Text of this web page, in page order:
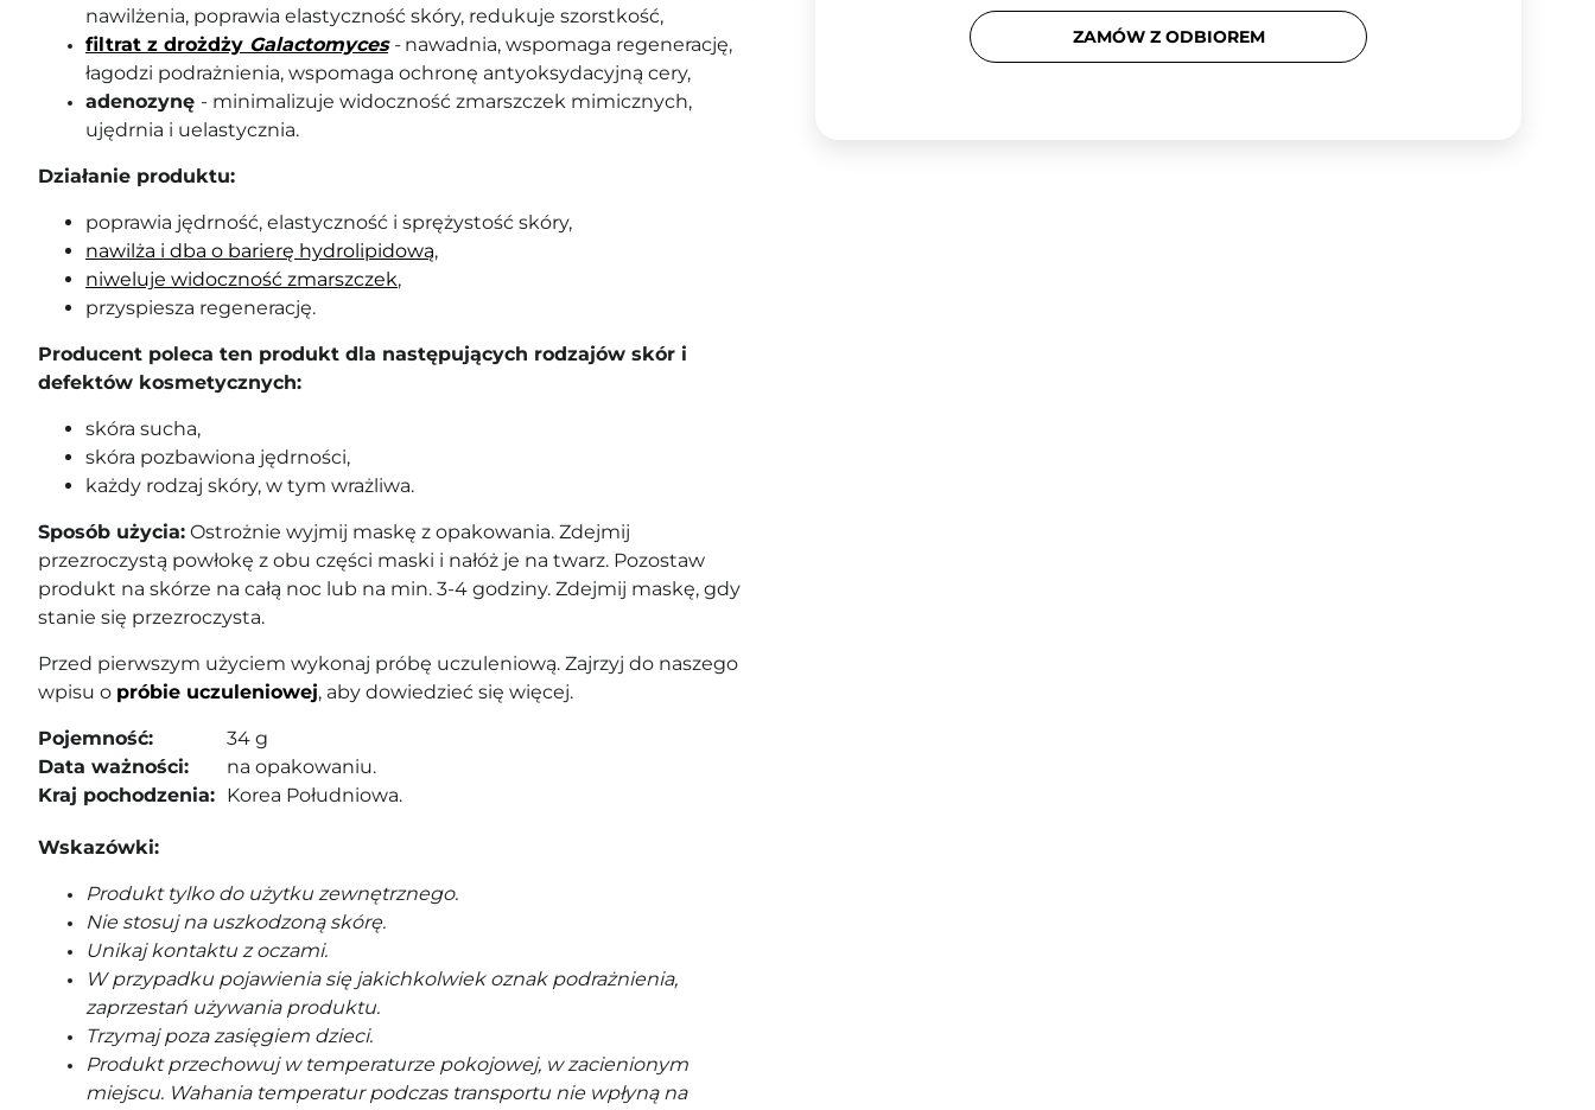
nawilżenia, poprawia elastyczność skóry, redukuje szorstkość,
filtrat z drożdży Galactomyces- nawadnia, wspomaga regenerację,
łagodzi podrażnienia, wspomaga ochronę antyoksydacyjną cery,
adenozynę - minimalizuje widoczność zmarszczek mimicznych,
ujędrnia i uelastycznia.
Działanie produktu:
poprawia jędrność, elastyczność i sprężystość skóry,
nawilża i dba o barierę hydrolipidową,
niweluje widoczność zmarszczek,
przyspiesza regenerację.
Producent poleca ten produkt dla następujących rodzajów skór i
defektów kosmetycznych:
skóra sucha,
skóra pozbawiona jędrności,
każdy rodzaj skóry, w tym wrażliwa.
Sposób użycia: Ostrożnie wyjmij maskę z opakowania. Zdejmij
przezroczystą powłokę z obu części maski i nałóż je na twarz. Pozostaw
produkt na skórze na całą noc lub na min. 3-4 godziny. Zdejmij maskę, gdy
stanie się przezroczysta.
Przed pierwszym użyciem wykonaj próbę uczuleniową. Zajrzyj do naszego
wpisu o próbie uczuleniowej, aby dowiedzieć się więcej.
Pojemność:
34 g
Data ważności:
na opakowaniu.
Kraj pochodzenia: Korea Południowa.
Wskazówki:
Produkt tylko do użytku zewnętrznego.
Nie stosuj na uszkodzoną skórę.
Unikaj kontaktu z oczami.
W przypadku pojawienia się jakichkolwiek oznak podrażnienia,
zaprzestań używania produktu.
Trzymaj poza zasięgiem dzieci.
Produkt przechowuj w temperaturze pokojowej, w zacienionym
miejscu. Wahania temperatur podczas transportu nie wpłyną na
ZAMÓW Z ODBIOREM